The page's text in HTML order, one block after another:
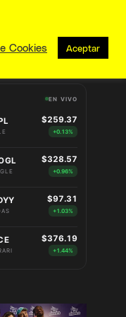
EN VIVO
$259.37
+0.13%
$328.57
+0.96%
$97.31
+1.03%
$376.19
+1.44%
Cookies Aceptar